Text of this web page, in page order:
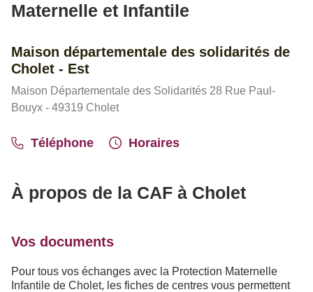
Maternelle et Infantile
Maison départementale des solidarités de
Cholet - Est
Maison Départementale des Solidarités 28 Rue Paul-
Bouyx - 49319 Cholet
Téléphone Horaires
À propos de la CAF à Cholet
Vos documents
Pour tous vos échanges avec la Protection Maternelle
Infantile de Cholet, les fiches de centres vous permettent